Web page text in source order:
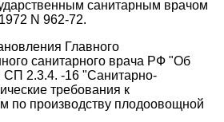
санитарным врачом
N 962-72.
Главного
санитарного врача РФ "Об
СП 2.3.4. -16 "Санитарно-
требования к
по производству плодоовощной